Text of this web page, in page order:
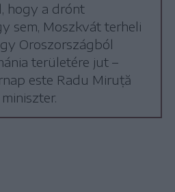
hogy a drónt
sem, Moszkvát terheli
Oroszországból
területére jut –
este Radu Miruță